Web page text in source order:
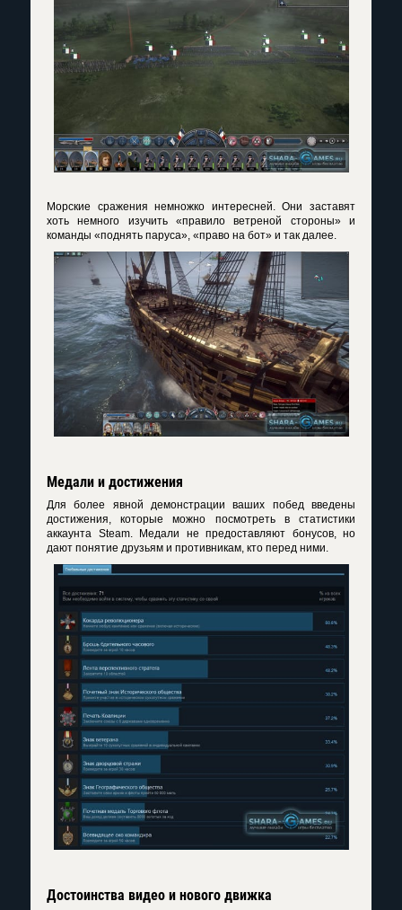
Морские сражения немножко интересней. Они заставят
хоть немного изучить «правило ветреной стороны» и
команды «поднять паруса», «право на бот» и так далее.
Медали и достижения
Для более явной демонстрации ваших побед введены
достижения, которые можно посмотреть в статистики
аккаунта Steam. Медали не предоставляют бонусов, но
дают понятие друзьям и противникам, кто перед ними.
Достоинства видео и нового движка